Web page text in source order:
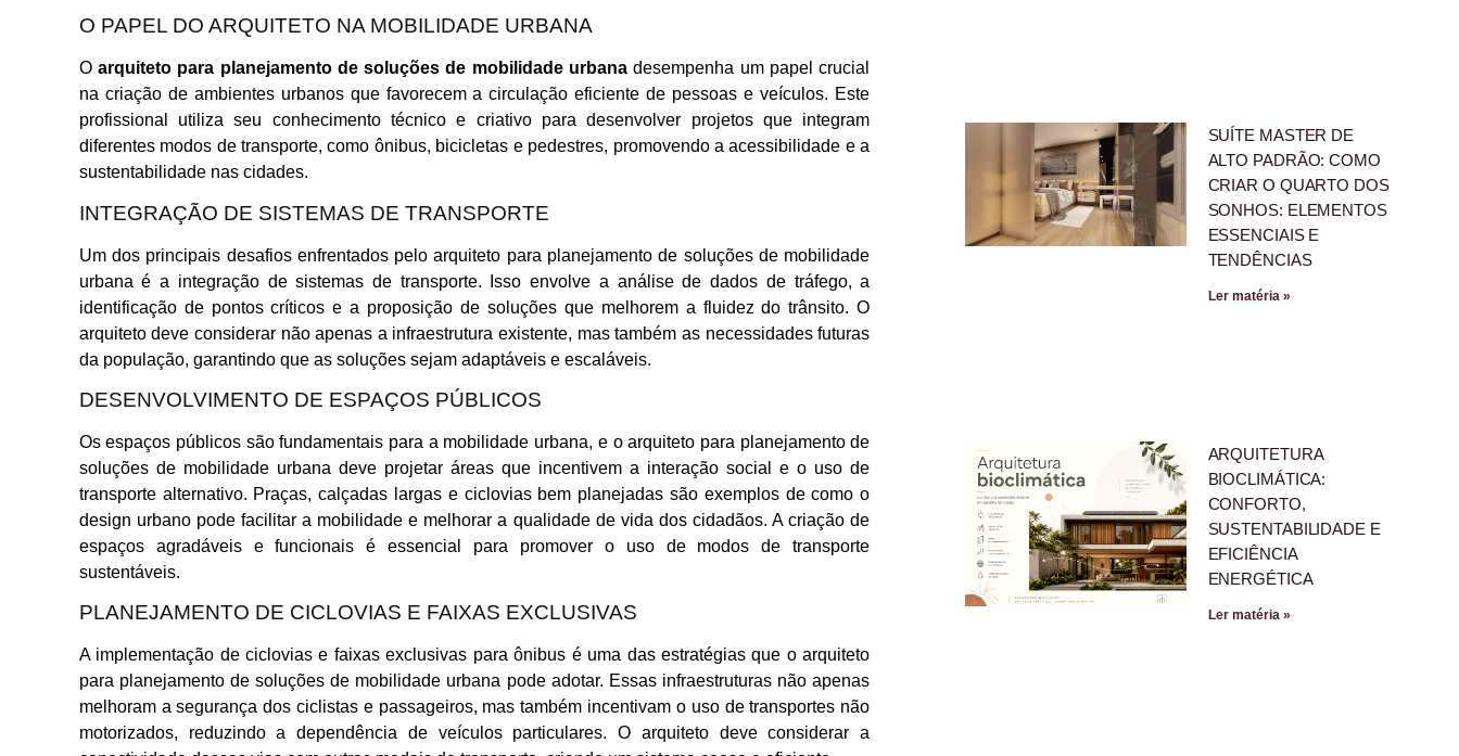
O PAPEL DO ARQUITETO NA MOBILIDADE URBANA
Oarquiteto para planejamento de soluções de mobilidade urbana desempenha um papel crucial
na criação de ambientes urbanos que favorecem a circulação eficiente de pessoas e veículos. Este
profissional utiliza seu conhecimento técnico e criativo para desenvolver projetos que integram
diferentes modos de transporte, como ônibus, bicicletas e pedestres, promovendo a acessibilidade e a
sustentabilidade nas cidades.
INTEGRAÇÃO DE SISTEMAS DE TRANSPORTE
Um dos principais desafios enfrentados pelo arquiteto para planejamento de soluções de mobilidade
urbana é a integração de sistemas de transporte. Isso envolve a análise de dados de tráfego, a
identificação de pontos críticos e a proposição de soluções que melhorem a fluidez do trânsito. O
arquiteto deve considerar não apenas a infraestrutura existente, mas também as necessidades futuras
da população, garantindo que as soluções sejam adaptáveis e escaláveis.
DESENVOLVIMENTO DE ESPAÇOS PÚBLICOS
Os espaços públicos são fundamentais para a mobilidade urbana, e o arquiteto para planejamento de
soluções de mobilidade urbana deve projetar áreas que incentivem a interação social e o uso de
transporte alternativo. Praças, calçadas largas e ciclovias bem planejadas são exemplos de como o
design urbano pode facilitar a mobilidade e melhorar a qualidade de vida dos cidadãos. A criação de
espaços agradáveis e funcionais é essencial para promover o uso de modos de transporte
sustentáveis.
PLANEJAMENTO DE CICLOVIAS E FAIXAS EXCLUSIVAS
A implementação de ciclovias e faixas exclusivas para ônibus é uma das estratégias que o arquiteto
para planejamento de soluções de mobilidade urbana pode adotar. Essas infraestruturas não apenas
melhoram a segurança dos ciclistas e passageiros, mas também incentivam o uso de transportes não
motorizados, reduzindo a dependência de veículos particulares. O arquiteto deve considerar a
SUÍTE MASTER DE
ALTO PADRÃO: COMO
CRIAR O QUARTO DOS
SONHOS: ELEMENTOS
ESSENCIAIS E
TENDÊNCIAS
Ler matéria »
ARQUITETURA
BIOCLIMÁTICA:
CONFORTO,
SUSTENTABILIDADE E
EFICIÊNCIA
ENERGÉTICA
Ler matéria »